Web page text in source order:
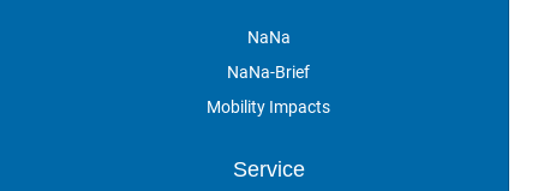
NaNa
NaNa-Brief
Mobility Impacts
Service